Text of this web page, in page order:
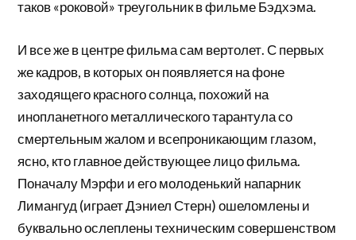
таков «роковой» треугольник в фильме Бэдхэма.
И все же в центре фильма сам вертолет. С первых
же кадров, в которых он появляется на фоне
заходящего красного солнца, похожий на
инопланетного металлического тарантула со
смертельным жалом и всепроникающим глазом,
ясно, кто главное действующее лицо фильма.
Поначалу Мэрфи и его молоденький напарник
Лимангуд (играет Дэниел Стерн) ошеломлены и
буквально ослеплены техническим совершенством